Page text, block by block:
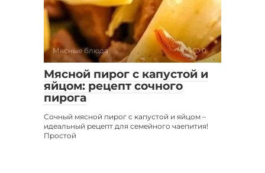
Мясные блюда 0
Мясной пирог с капустой и
яйцом: рецепт сочного
пирога
Сочный мясной пирог с капустой и яйцом –
идеальный рецепт для семейного чаепития!
Простой